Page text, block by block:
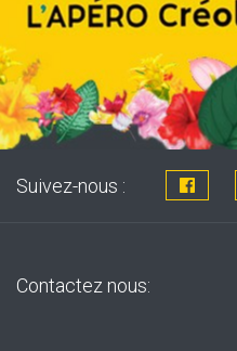
Suivez-nous :
Contactez nous: